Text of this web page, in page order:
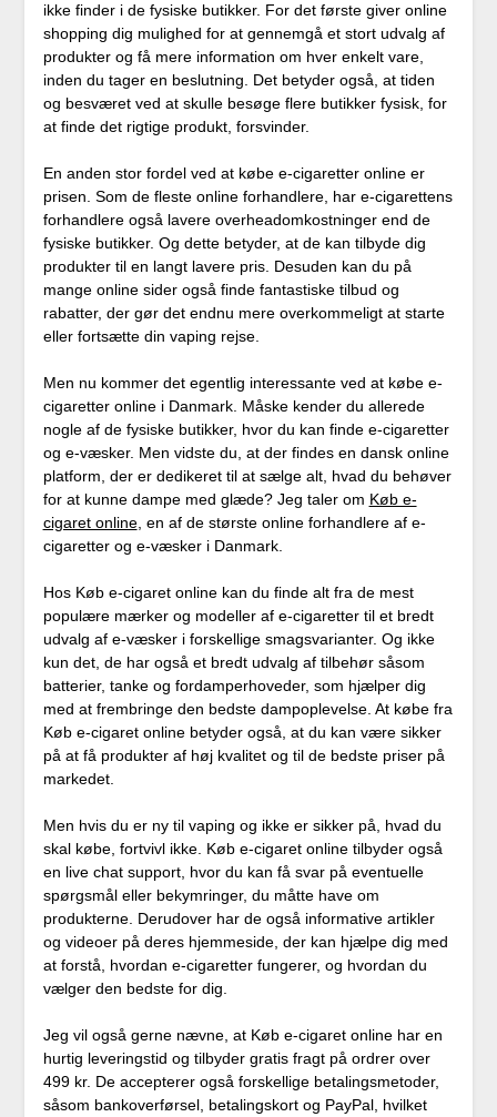
ikke finder i de fysiske butikker. For det første giver online
shopping dig mulighed for at gennemgå et stort udvalg af
produkter og få mere information om hver enkelt vare,
inden du tager en beslutning. Det betyder også, at tiden
og besværet ved at skulle besøge flere butikker fysisk, for
at finde det rigtige produkt, forsvinder.
En anden stor fordel ved at købe e-cigaretter online er
prisen. Som de fleste online forhandlere, har e-cigarettens
forhandlere også lavere overheadomkostninger end de
fysiske butikker. Og dette betyder, at de kan tilbyde dig
produkter til en langt lavere pris. Desuden kan du på
mange online sider også finde fantastiske tilbud og
rabatter, der gør det endnu mere overkommeligt at starte
eller fortsætte din vaping rejse.
Men nu kommer det egentlig interessante ved at købe e-
cigaretter online i Danmark. Måske kender du allerede
nogle af de fysiske butikker, hvor du kan finde e-cigaretter
og e-væsker. Men vidste du, at der findes en dansk online
platform, der er dedikeret til at sælge alt, hvad du behøver
for at kunne dampe med glæde? Jeg taler om Køb e-
cigaret online, en af de største online forhandlere af e-
cigaretter og e-væsker i Danmark.
Hos Køb e-cigaret online kan du finde alt fra de mest
populære mærker og modeller af e-cigaretter til et bredt
udvalg af e-væsker i forskellige smagsvarianter. Og ikke
kun det, de har også et bredt udvalg af tilbehør såsom
batterier, tanke og fordamperhoveder, som hjælper dig
med at frembringe den bedste dampoplevelse. At købe fra
Køb e-cigaret online betyder også, at du kan være sikker
på at få produkter af høj kvalitet og til de bedste priser på
markedet.
Men hvis du er ny til vaping og ikke er sikker på, hvad du
skal købe, fortvivl ikke. Køb e-cigaret online tilbyder også
en live chat support, hvor du kan få svar på eventuelle
spørgsmål eller bekymringer, du måtte have om
produkterne. Derudover har de også informative artikler
og videoer på deres hjemmeside, der kan hjælpe dig med
at forstå, hvordan e-cigaretter fungerer, og hvordan du
vælger den bedste for dig.
Jeg vil også gerne nævne, at Køb e-cigaret online har en
hurtig leveringstid og tilbyder gratis fragt på ordrer over
499 kr. De accepterer også forskellige betalingsmetoder,
såsom bankoverførsel, betalingskort og PayPal, hvilket